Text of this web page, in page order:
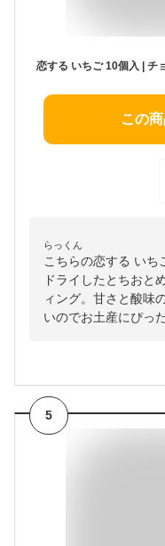
この
らっくん
こちらの恋する いち
ドライしたとちおと
ィング。甘さと酸味
いのでお土産にぴっ
5